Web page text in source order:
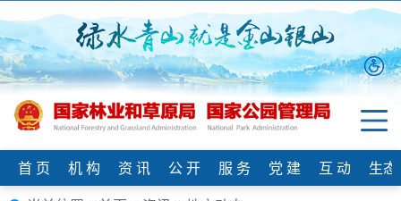
首 页 机 构 资 讯 公 开 服 务 党 建 互 动
生